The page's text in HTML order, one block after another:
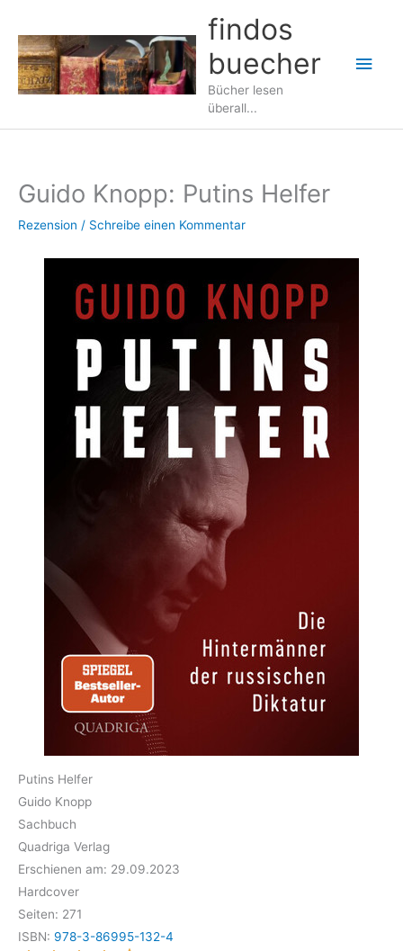
Inhalt
springen
findos
buecher
Bücher lesen
überall...
Guido Knopp: Putins Helfer
Rezension / Schreibe einen Kommentar
Putins Helfer
Guido Knopp
Sachbuch
Quadriga Verlag
Erschienen am: 29.09.2023
Hardcover
Seiten: 271
ISBN: 978-3-86995-132-4